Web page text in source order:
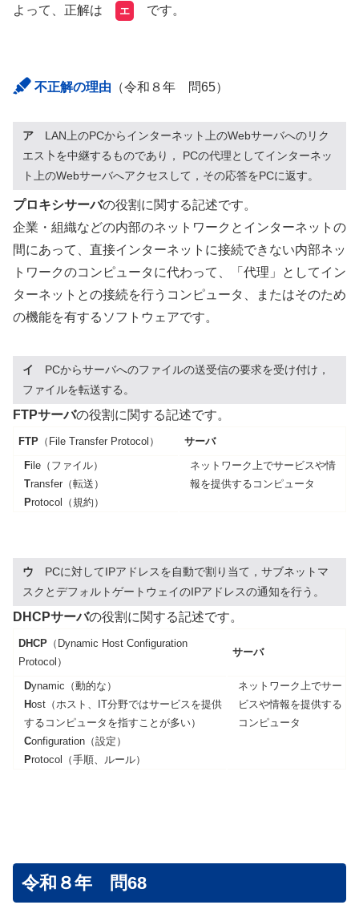
よって、正解は エ です。
不正解の理由 （令和８年 問65）
ア LAN上のPCからインターネット上のWebサーバへのリク
エス卜を中継するものであり， PCの代理としてインターネッ
ト上のWebサーバへアクセスして，その応答をPCに返す。
プロキシサーバの役割に関する記述です。
企業・組織などの内部のネットワークとインターネットの
間にあって、直接インターネットに接続できない内部ネッ
トワークのコンピュータに代わって、「代理」としてイン
ターネットとの接続を行うコンピュータ、またはそのため
の機能を有するソフトウェアです。
イ
PCからサーバへのファイルの送受信の要求を受け付け，
ファイルを転送する。
FTPサーバの役割に関する記述です。
FTP （File Transfer Protocol）
サーバ
File（ファイル）
Transfer（転送）
Protocol（規約）
ネットワーク上でサービスや情
報を提供するコンピュータ
ウ PCに対してIPアドレスを自動で割り当て，サブネットマ
スクとデフォルトゲートウェイのIPアドレスの通知を行う。
DHCPサーバの役割に関する記述です。
DHCP （Dynamic Host Configuration
Protocol）
サーバ
Dynamic（動的な）
Host（ホスト、IT分野ではサービスを提供
するコンピュータを指すことが多い）
Configuration（設定）
Protocol（手順、ルール）
ネットワーク上でサー
ビスや情報を提供する
コンピュータ
令和８年 問68